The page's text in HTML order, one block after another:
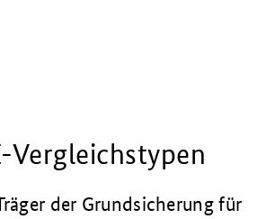
Vergleichstypen
der Grundsicherung für